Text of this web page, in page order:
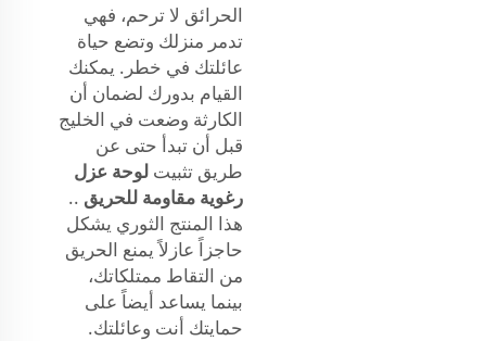
الحرائق لا ترحم، فهي
تدمر منزلك وتضع حياة
عائلتك في خطر. يمكنك
القيام بدورك لضمان أن
الكارثة وضعت في الخليج
قبل أن تبدأ حتى عن
طريق تثبيت لوحة عزل
رغوية مقاومة للحريق ..
هذا المنتج الثوري يشكل
حاجزاً عازلاً يمنع الحريق
من التقاط ممتلكاتك،
بينما يساعد أيضاً على
حمايتك أنت وعائلتك.